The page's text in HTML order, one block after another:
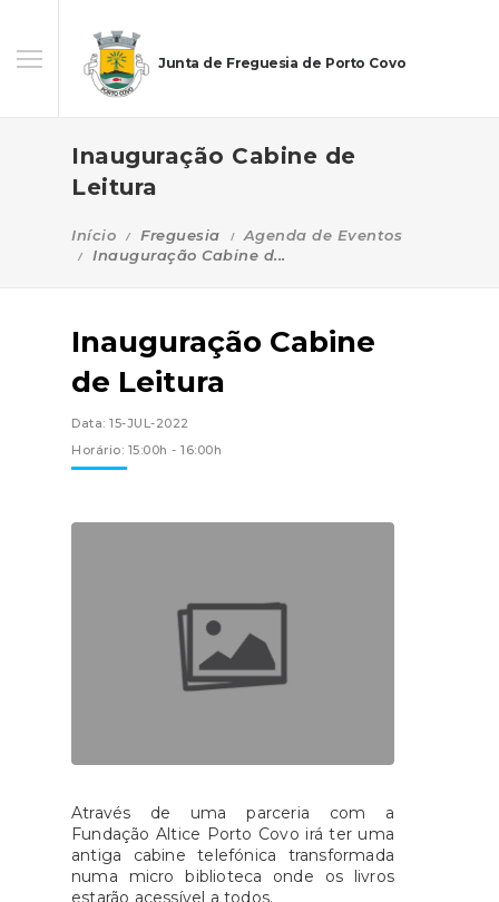
Junta de Freguesia de Porto Covo
Inauguração Cabine de
Leitura
Início Freguesia
Agenda de Eventos
Inauguração Cabine d...
Inauguração Cabine
de Leitura
Data: 15-JUL-2022
Horário: 15:00h - 16:00h
Através de uma parceria com a
Fundação Altice Porto Covo irá ter uma
antiga cabine telefónica transformada
numa micro biblioteca onde os livros
estarão acessível a todos.